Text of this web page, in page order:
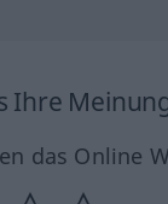
Ihre
das Online